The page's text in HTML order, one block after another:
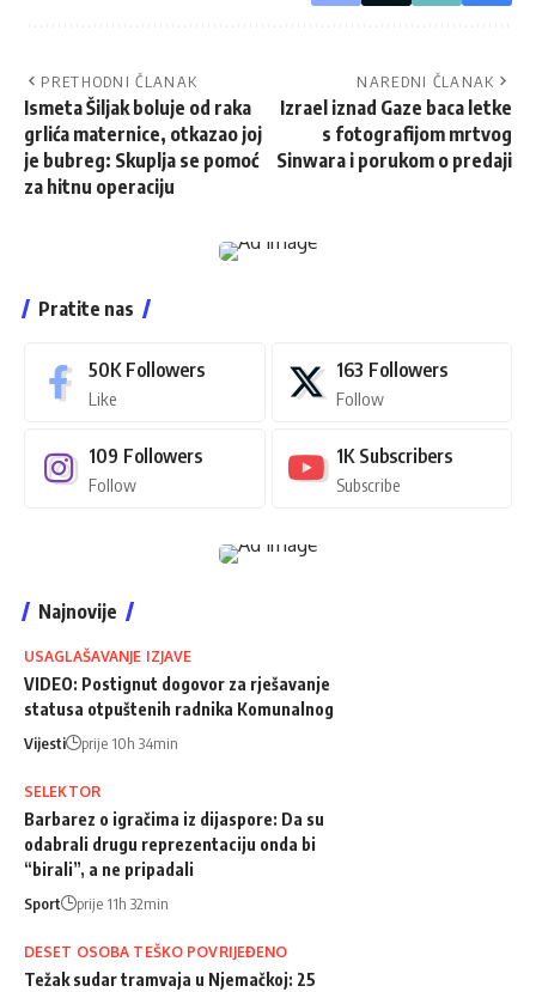
PRETHODNI ČLANAK
Ismeta Šiljak boluje od raka
grlića maternice, otkazao joj
je bubreg: Skuplja se pomoć
za hitnu operaciju
NAREDNI ČLANAK
Izrael iznad Gaze baca letke
s fotografijom mrtvog
Sinwara i porukom o predaji
Pratite nas
50K Followers
Like
163 Followers
Follow
109 Followers
Follow
1K Subscribers
Subscribe
Najnovije
USAGLAŠAVANJE IZJAVE
VIDEO: Postignut dogovor za rješavanje
statusa otpuštenih radnika Komunalnog
Vijesti prije 10h 34min
SELEKTOR
Barbarez o igračima iz dijaspore: Da su
odabrali drugu reprezentaciju onda bi
“birali”, a ne pripadali
Sport prije 11h 32min
DESET OSOBA TEŠKO POVRIJEĐENO
Težak sudar tramvaja u Njemačkoj: 25